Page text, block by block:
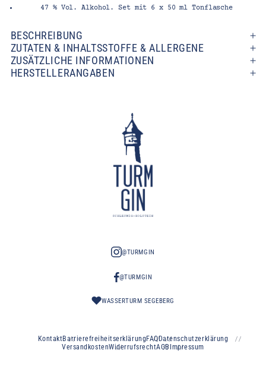
47 % Vol. Alkohol. Set mit 6 x 50 ml Tonflasche
BESCHREIBUNG
ZUTATEN & INHALTSSTOFFE & ALLERGENE
ZUSÄTZLICHE INFORMATIONEN
HERSTELLERANGABEN
@TURMGIN
@TURMGIN
WASSERTURM SEGEBERG
Kontakt BarrierefreiheitserklärungFAQDatenschutzerklärung
VersandkostenWiderrufsrechtAGB Impressum